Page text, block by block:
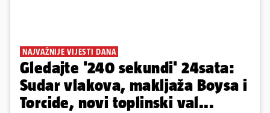
NAJVAŽNIJE VIJESTI DANA
Gledajte '240 sekundi' 24sata:
Sudar vlakova, makljaža Boysa i
Torcide, novi toplinski val...